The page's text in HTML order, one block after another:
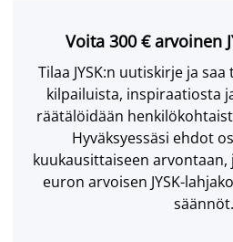
Voita 300 € arvoinen
Tilaa JYSK:n uutiskirje ja
kilpailuista, inspiraatiosta
räätälöidään
Hyväksyessäsi ehdot
kuukausittaiseen
euron arvoisen JYSK-
säännöt.